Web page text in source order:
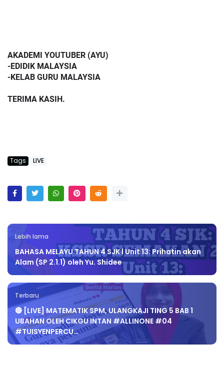
AKADEMI YOUTUBER (AYU)
-EDIDIK MALAYSIA
-KELAB GURU MALAYSIA
TERIMA KASIH.
Tags LIVE
Lebih lama
BAHASA MELAYU TAHUN 4 SJK l Unit 13: Prihatin akan
Alam (SP 2.1.1) oleh Yu. Shidee
Terbaru
🔴 [LIVE] MATEMATIK SPM, ULANGKAJI TING 5 BAB 1
UBAHAN OLEH CIKGU INTAN #ALLINONE #04
#TUISYENPERCU…